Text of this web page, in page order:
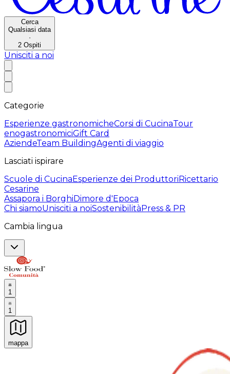
Cerca
Qualsiasi data
·
2 Ospiti
Unisciti a noi
Categorie
Esperienze gastronomicheCorsi di CucinaTour
enogastronomiciGift Card
AziendeTeam BuildingAgenti di viaggio
Lasciati ispirare
Scuole di CucinaEsperienze dei ProduttoriRicettario
Cesarine
Assapora i BorghiDimore d'Epoca
Chi siamoUnisciti a noiSostenibilitàPress & PR
Cambia lingua
1
1
mappa
Esperienze culinarie indimenticabili: Esperienze